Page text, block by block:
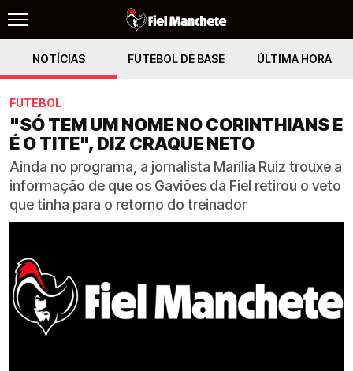
NOTÍCIAS FUTEBOL DE BASE ÚLTIMA HORA
FUTEBOL
"SÓ TEM UM NOME NO CORINTHIANS E
É O TITE", DIZ CRAQUE NETO
Ainda no programa, a jornalista Marília Ruiz trouxe a
informação de que os Gaviões da Fiel retirou o veto
que tinha para o retorno do treinador